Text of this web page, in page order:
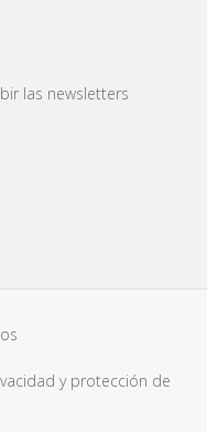
las newsletters
y protección de